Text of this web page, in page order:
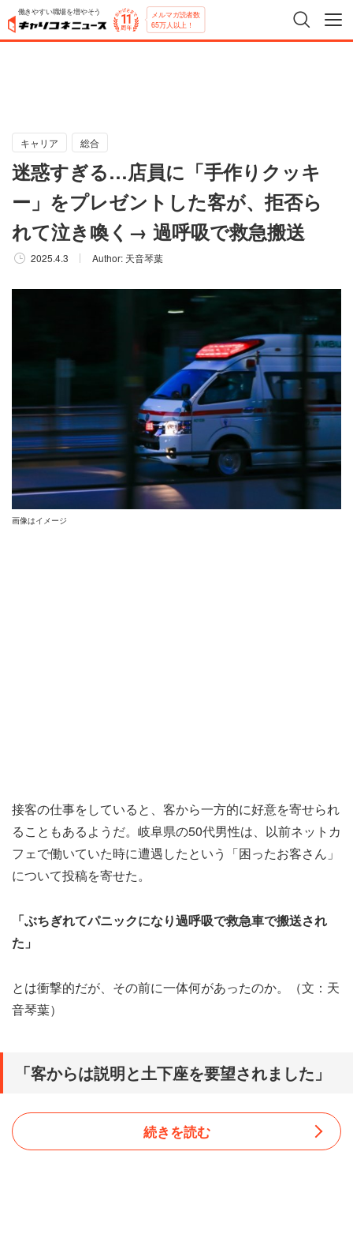
働きやすい職場を増やそう メルマガ読者数
65万人以上！
キャリア 総合
迷惑すぎる…店員に「手作りクッキ
ー」をプレゼントした客が、拒否ら
れて泣き喚く→ 過呼吸で救急搬送
2025.4.3 Author: 天音琴葉
画像はイメージ
接客の仕事をしていると、客から一方的に好意を寄せられ
ることもあるようだ。岐阜県の50代男性は、以前ネットカ
フェで働いていた時に遭遇したという「困ったお客さん」
について投稿を寄せた。
「ぶちぎれてパニックになり過呼吸で救急車で搬送され
た」
とは衝撃的だが、その前に一体何があったのか。（文：天
音琴葉）
「客からは説明と土下座を要望されました」
続きを読む